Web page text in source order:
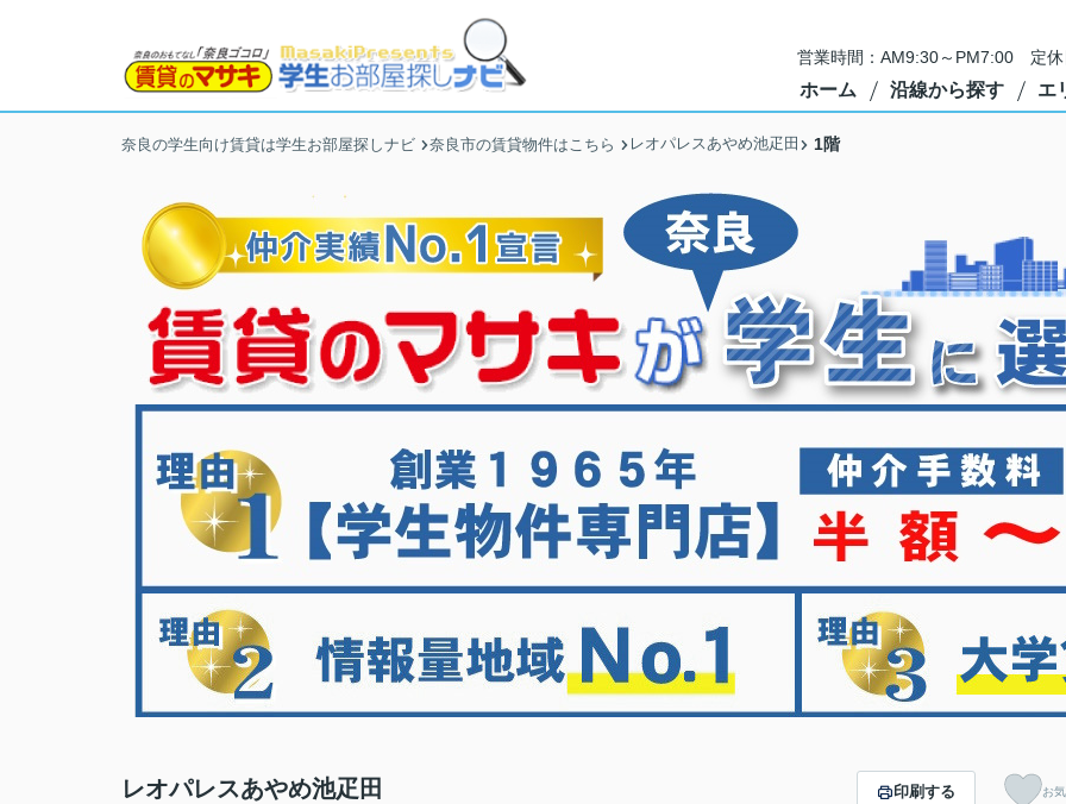
営業時間：AM9:30～PM7:00 定休
ホーム 沿線から探す エ
奈良の学生向け賃貸は学生お部屋探しナビ 奈良市の賃貸物件はこちら レオパレスあやめ池疋田 1階
レオパレスあやめ池疋田 印刷する お